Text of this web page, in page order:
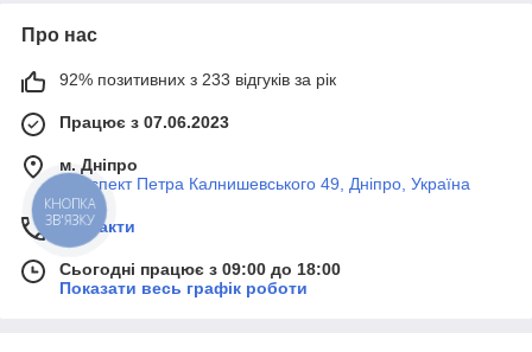
Про нас
92% позитивних з 233 відгуків за рік
Працює з 07.06.2023
м. Дніпро
Проспект Петра Калнишевського 49, Дніпро, Україна
Контакти
Сьогодні працює з 09:00 до 18:00
Показати весь графік роботи
КНОПКА
ЗВ'ЯЗКУ